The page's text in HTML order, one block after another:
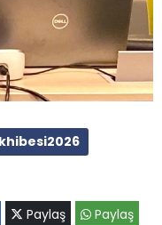
Paylaş Paylaş